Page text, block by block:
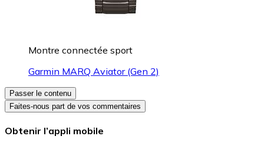
Montre connectée sport
Garmin MARQ Aviator (Gen 2)
Passer le contenu
Faites-nous part de vos commentaires
Obtenir l’appli mobile